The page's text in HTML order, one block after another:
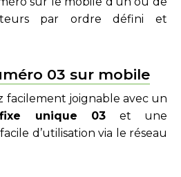
par ordre défini et
03 sur mobile
facilement joignable avec un
unique 03 et une
facile d’utilisation via le réseau